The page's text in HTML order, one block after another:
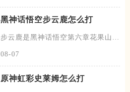
黑神话悟空步云鹿怎么打
步云鹿是黑神话悟空第六章花果山见
08-07
原神虹彩史莱姆怎么打